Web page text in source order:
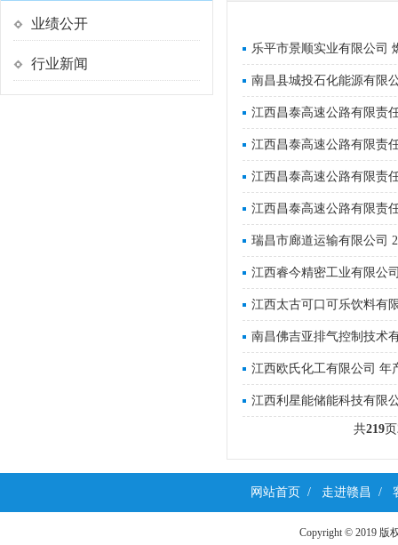
业绩公开
行业新闻
乐平市景顺实业有限公司
南昌县城投石化能源有限
江西昌泰高速公路有限责
江西昌泰高速公路有限责
江西昌泰高速公路有限责
江西昌泰高速公路有限责
瑞昌市廊道运输有限公司
江西睿今精密工业有限公
江西太古可口可乐饮料有
南昌佛吉亚排气控制技术
江西利星能储能科技有限
共219页
网站首页 / 走进赣昌 /
Copyright © 2019